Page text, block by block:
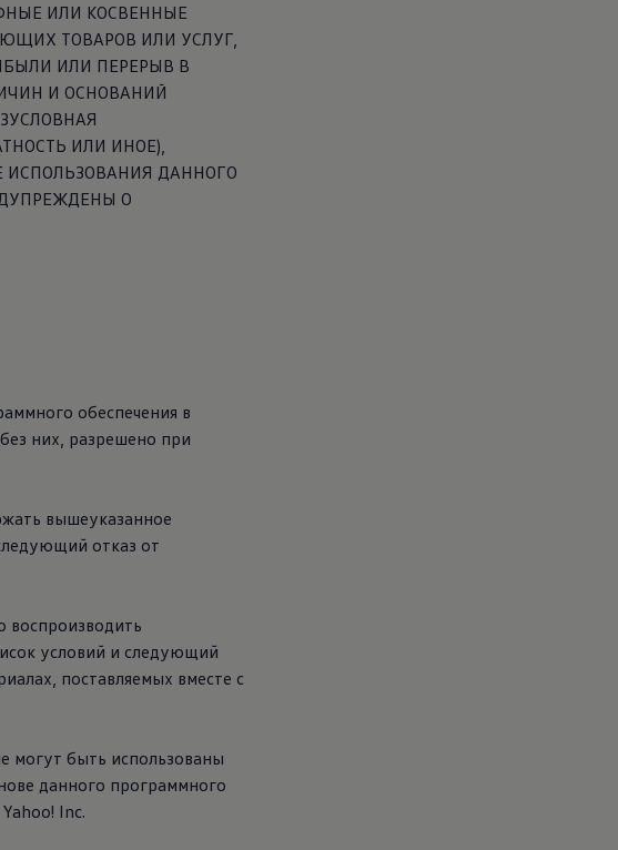
ИЛИ КОСВЕННЫЕ
ТОВАРОВ ИЛИ УСЛУГ,
ИЛИ ПЕРЕРЫВ В
И ОСНОВАНИЙ
ИЛИ ИНОЕ),
ИСПОЛЬЗОВАНИЯ ДАННОГО
О
обеспечения в
них, разрешено при
вышеуказанное
отказ от
воспроизводить
условий и следующий
поставляемых вместе с
могут быть использованы
данного программного
Inc.